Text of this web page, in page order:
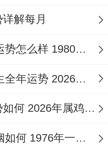
缓同矛盾。
解每月
1980年属猴2026年的运势怎么样 1980年属猴人2月份运程
2026属猪人1983年出生全年运势 2026属猪人的全年运势
2026年属鸡人健康运势如何 2026年属鸡人的全年运势如何
1976年到2026年的婚姻如何 1976年一生婚姻状况